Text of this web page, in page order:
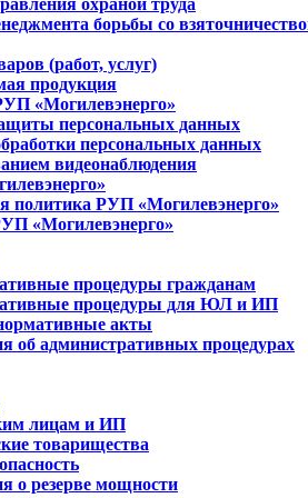
охраной труда
борьбы со
(работ, услуг)
продукция
«Могилевэнерго»
персональных данных
персональных данных
видеонаблюдения
политика РУП «Могилевэнерго»
«Могилевэнерго»
процедуры гражданам
процедуры для ЮЛ и ИП
акты
об административных процедурах
лицам и ИП
товарищества
о резерве мощности